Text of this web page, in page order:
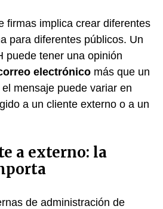
firmas implica crear diferentes
para diferentes públicos. Un
puede tener una opinión
electrónico más que un
mensaje puede variar en
a un cliente externo o a un
a externo: la
de administración de